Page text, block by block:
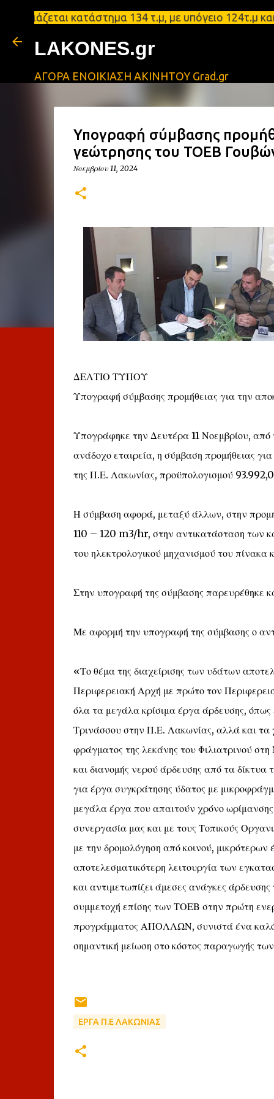
κατάστημα 134 τ.μ, με υπόγειο 124τ.μ
LAKONES.gr
ΑΓΟΡΑ ΕΝΟΙΚΙΑΣΗ ΑΚΙΝΗΤΟΥ Grad.gr
Υπογραφή σύμβασης
γεώτρησης του ΤΟΕΒ
Νοεμβρίου 11, 2024
ΔΕΛΤΙΟ ΤΥΠΟΥ
Υπογραφή σύμβασης προμήθειας για την
Υπογράφηκε την Δευτέρα 11 Νοεμβρίου,
ανάδοχο εταιρεία, η σύμβαση προμήθειας
της Π.Ε. Λακωνίας, προϋπολογισμού
Η σύμβαση αφορά, μεταξύ άλλων, στην
110 – 120 m3/hr, στην αντικατάσταση των
του ηλεκτρολογικού μηχανισμού του πίνακα
Στην υπογραφή της σύμβασης παρευρέθηκε
Με αφορμή την υπογραφή της σύμβασης ο
«Το θέμα της διαχείρισης των υδάτων
Περιφερειακή Αρχή με πρώτο τον
όλα τα μεγάλα κρίσιμα έργα άρδευσης, όπως
Τρινάσσου στην Π.Ε. Λακωνίας, αλλά και τα
φράγματος της λεκάνης του Φιλιατρινού
και διανομής νερού άρδευσης από τα
για έργα συγκράτησης ύδατος με
μεγάλα έργα που απαιτούν χρόνο ωρίμανσης
συνεργασία μας και με τους Τοπικούς
με την δρομολόγηση από κοινού,
αποτελεσματικότερη λειτουργία των
και αντιμετωπίζει άμεσες ανάγκες
συμμετοχή επίσης των ΤΟΕΒ στην πρώτη
προγράμματος ΑΠΟΛΛΩΝ, συνιστά ένα καλό
σημαντική μείωση στο κόστος παραγωγής
ΕΡΓΑ Π.Ε ΛΑΚΩΝΙΑΣ